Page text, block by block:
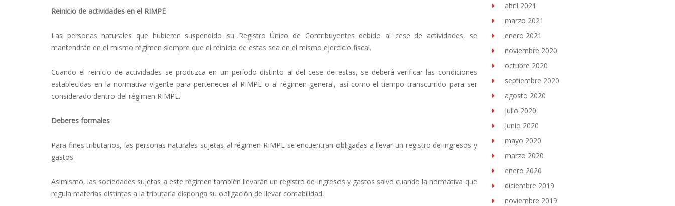
Reinicio de actividades en el RIMPE
Las personas naturales que hubieren suspendido su Registro Único de Contribuyentes debido al cese de actividades, se
mantendrán en el mismo régimen siempre que el reinicio de estas sea en el mismo ejercicio fiscal.
Cuando el reinicio de actividades se produzca en un período distinto al del cese de estas, se deberá verificar las condiciones
establecidas en la normativa vigente para pertenecer al RIMPE o al régimen general, así como el tiempo transcurrido para ser
considerado dentro del régimen RIMPE.
Deberes formales
Para fines tributarios, las personas naturales sujetas al régimen RIMPE se encuentran obligadas a llevar un registro de ingresos y
gastos.
Asimismo, las sociedades sujetas a este régimen también llevarán un registro de ingresos y gastos salvo cuando la normativa que
regula materias distintas a la tributaria disponga su obligación de llevar contabilidad.
abril 2021
marzo 2021
enero 2021
noviembre 2020
octubre 2020
septiembre 2020
agosto 2020
julio 2020
junio 2020
mayo 2020
marzo 2020
enero 2020
diciembre 2019
noviembre 2019